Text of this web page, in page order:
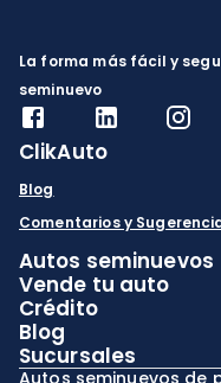
La forma más fácil y
seminuevo
ClikAuto
Blog
Comentarios y
Autos seminuevos
Vende tu auto
Crédito
Blog
Sucursales
Autos seminuevos de